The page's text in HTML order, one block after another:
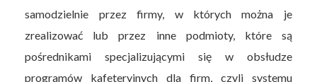
samodzielnie przez firmy, w których można je
zrealizować lub przez inne podmioty, które są
pośrednikami specjalizującymi się w obsłudze
programów kafeteryjnych dla firm, czyli systemu